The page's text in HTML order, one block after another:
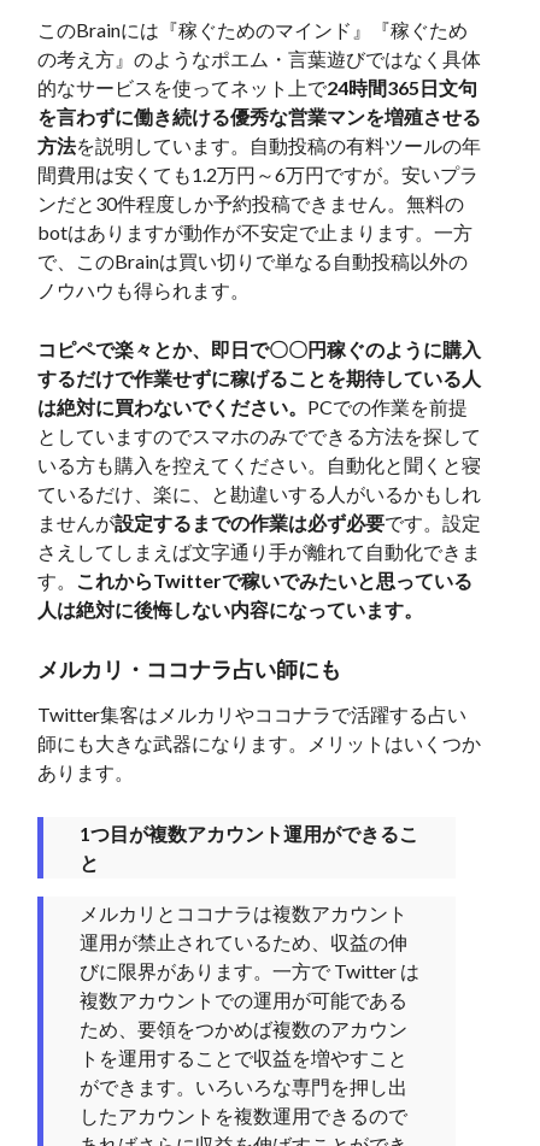
このBrainには『稼ぐためのマインド』『稼ぐため
の考え方』のようなポエム・言葉遊びではなく具体
的なサービスを使ってネット上で24時間365日文句
を言わずに働き続ける優秀な営業マンを増殖させる
方法を説明しています。自動投稿の有料ツールの年
間費用は安くても1.2万円～6万円ですが。安いプラ
ンだと30件程度しか予約投稿できません。無料の
botはありますが動作が不安定で止まります。一方
で、このBrainは買い切りで単なる自動投稿以外の
ノウハウも得られます。
コピペで楽々とか、即日で〇〇円稼ぐのように購入
するだけで作業せずに稼げることを期待している人
は絶対に買わないでください。 PCでの作業を前提
としていますのでスマホのみでできる方法を探して
いる方も購入を控えてください。自動化と聞くと寝
ているだけ、楽に、と勘違いする人がいるかもしれ
ませんが設定するまでの作業は必ず必要です。設定
さえしてしまえば文字通り手が離れて自動化できま
す。
これからTwitterで稼いでみたいと思っている
人は絶対に後悔しない内容になっています。
メルカリ・ココナラ占い師にも
Twitter集客はメルカリやココナラで活躍する占い
師にも大きな武器になります。メリットはいくつか
あります。
1つ目が複数アカウント運用ができるこ
と
メルカリとココナラは複数アカウント
運用が禁止されているため、収益の伸
びに限界があります。一方で Twitter は
複数アカウントでの運用が可能である
ため、要領をつかめば複数のアカウン
トを運用することで収益を増やすこと
ができます。いろいろな専門を押し出
したアカウントを複数運用できるので